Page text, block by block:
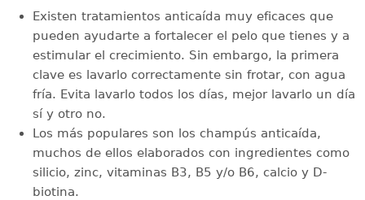
Existen tratamientos anticaída muy eficaces que
pueden ayudarte a fortalecer el pelo que tienes y a
estimular el crecimiento. Sin embargo, la primera
clave es lavarlo correctamente sin frotar, con agua
fría. Evita lavarlo todos los días, mejor lavarlo un día
sí y otro no.
Los más populares son los champús anticaída,
muchos de ellos elaborados con ingredientes como
silicio, zinc, vitaminas B3, B5 y/o B6, calcio y D-
biotina.